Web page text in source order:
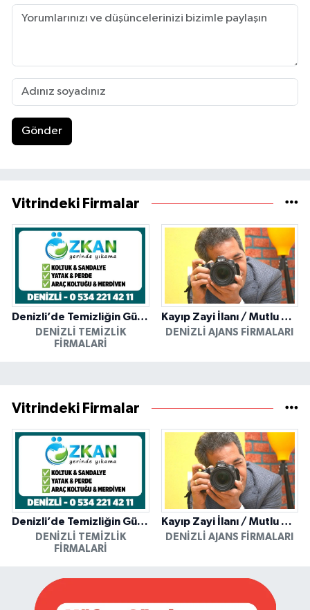
Gönder
Vitrindeki Firmalar
Denizli’de Temizliğin Güvenilir Adresi: Özkan Yerinde Yıkama
DENIZLI TEMIZLIK
FIRMALARI
Kayıp Zayi İlanı / Mutlu Ajans / Denizli
DENIZLI AJANS FIRMALARI
Vitrindeki Firmalar
Denizli’de Temizliğin Güvenilir Adresi: Özkan Yerinde Yıkama
DENIZLI TEMIZLIK
FIRMALARI
Kayıp Zayi İlanı / Mutlu Ajans / Denizli
DENIZLI AJANS FIRMALARI